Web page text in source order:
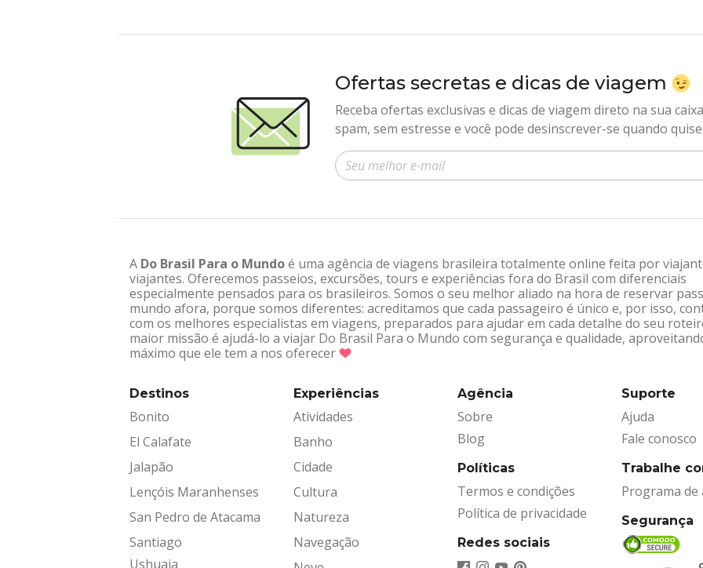
Ofertas secretas e dicas de viagem
Receba ofertas exclusivas e dicas de viagem direto na sua
spam, sem estresse e você pode desinscrever-se quando
Insira seu e-mail
A Do Brasil Para o Mundoé uma agência de viagens brasileira totalmente online feita por
viajantes. Oferecemos passeios, excursões, tours e experiências fora do Brasil com diferenciais
especialmente pensados para os brasileiros. Somos o seu melhor aliado na hora de reservar
mundo afora, porque somos diferentes: acreditamos que cada passageiro é único e, por isso,
com os melhores especialistas em viagens, preparados para ajudar em cada detalhe do seu
maior missão é ajudá-lo a viajar Do Brasil Para o Mundo com segurança e qualidade,
máximo que ele tem a nos oferecer
Destinos
Bonito
El Calafate
Jalapão
Lençóis Maranhenses
San Pedro de Atacama
Santiago
Ushuaia
Experiências
Atividades
Banho
Cidade
Cultura
Natureza
Navegação
Agência
Sobre
Blog
Políticas
Termos e condições
Política de privacidade
Redes sociais
Suporte
Ajuda
Fale conosco
Trabalhe
Programa de
Segurança